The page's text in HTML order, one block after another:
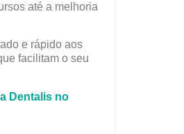
até a melhoria
e rápido aos
facilitam o seu
Dentalis no